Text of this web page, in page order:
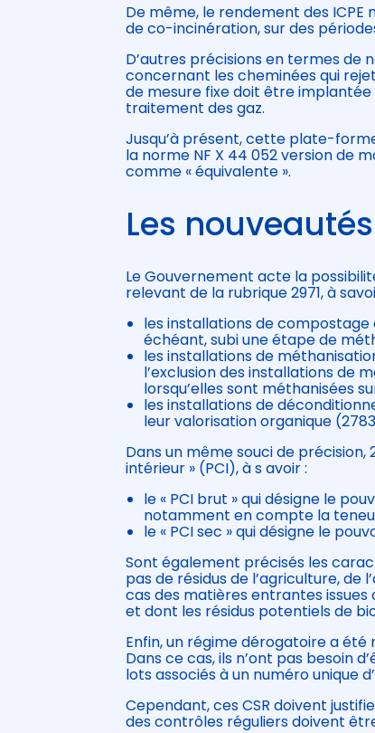
De même, le rendement des
de co-incinération, sur des
D’autres précisions en termes
concernant les cheminées qui
de mesure fixe doit être implantée
traitement des gaz.
Jusqu’à présent, cette plate-
la norme NF X 44 052 version de
comme « équivalente ».
Les
Le Gouvernement acte la
relevant de la rubrique 2971, à
les installations de
échéant, subi une étape de
les installations de
l’exclusion des installations de
lorsqu’elles sont méthanisées
les installations de
leur valorisation organique
Dans un même souci de
intérieur » (PCI), à s avoir :
le « PCI brut » qui désigne le
notamment en compte la
le « PCI sec » qui désigne le
Sont également précisés les
pas de résidus de l’agriculture, de
cas des matières entrantes
et dont les résidus potentiels de
Enfin, un régime dérogatoire a été
Dans ce cas, ils n’ont pas besoin
lots associés à un numéro unique
Cependant, ces CSR doivent
des contrôles réguliers doivent